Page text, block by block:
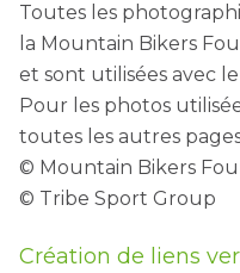
Toutes les
la Mountain Bikers
et sont utilisées avec
Pour les photos
toutes les autres
© Mountain Bikers
© Tribe Sport Group
Création de liens